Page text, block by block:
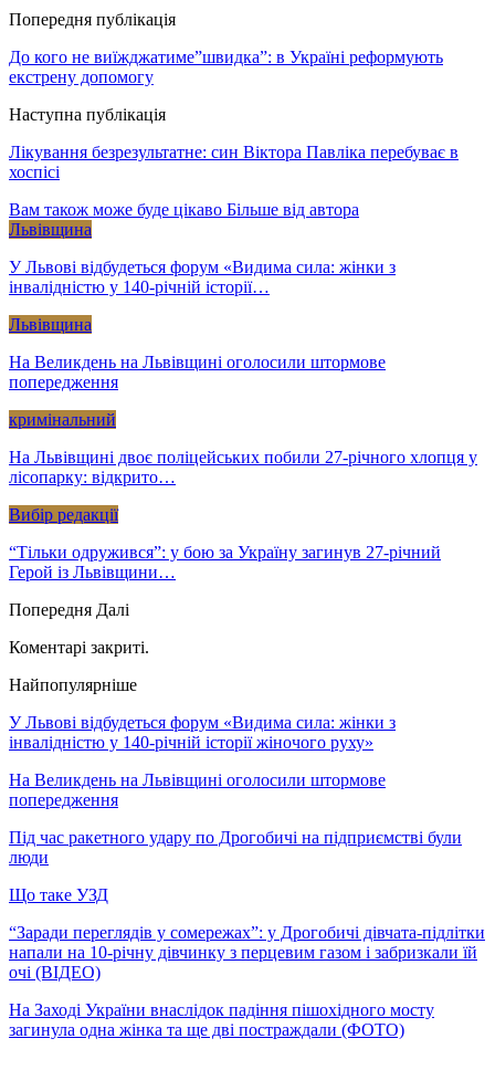
Попередня публікація
До кого не виїжджатиме”швидка”: в Україні реформують
екстрену допомогу
Наступна публікація
Лікування безрезультатне: син Віктора Павліка перебуває в
хоспісі
Вам також може буде цікаво Більше від автора
Львівщина
У Львові відбудеться форум «Видима сила: жінки з
інвалідністю у 140-річній історії…
Львівщина
На Великдень на Львівщині оголосили штормове
попередження
кримінальний
На Львівщині двоє поліцейських побили 27-річного хлопця у
лісопарку: відкрито…
Вибір редакції
“Тільки одружився”: у бою за Україну загинув 27-річний
Герой із Львівщини…
Попередня Далі
Коментарі закриті.
Найпопулярніше
У Львові відбудеться форум «Видима сила: жінки з
інвалідністю у 140-річній історії жіночого руху»
На Великдень на Львівщині оголосили штормове
попередження
Під час ракетного удару по Дрогобичі на підприємстві були
люди
Що таке УЗД
“Заради переглядів у сомережах”: у Дрогобичі дівчата-підлітки
напали на 10-річну дівчинку з перцевим газом і забризкали їй
очі (ВІДЕО)
На Заході України внаслідок падіння пішохідного мосту
загинула одна жінка та ще дві постраждали (ФОТО)